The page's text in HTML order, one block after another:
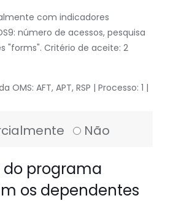
com indicadores
número de acessos, pesquisa
"forms". Critério de aceite: 2
AFT, APT, RSP | Processo: 1 |
Não
do programa
os dependentes